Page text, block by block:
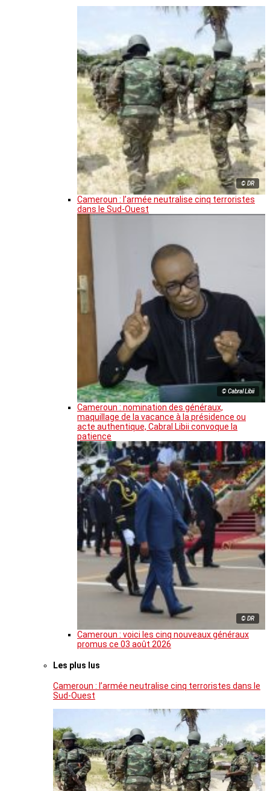
© DR
Cameroun : l’armée neutralise cinq terroristes
dans le Sud-Ouest
© Cabral Libii
Cameroun : nomination des généraux,
maquillage de la vacance à la présidence ou
acte authentique, Cabral Libii convoque la
patience
© DR
Cameroun : voici les cinq nouveaux généraux
promus ce 03 août 2026
Les plus lus
Cameroun : l’armée neutralise cinq terroristes dans le
Sud-Ouest